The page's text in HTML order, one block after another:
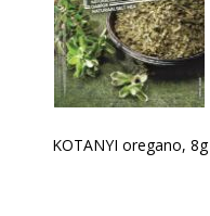
KOTANYI oregano, 8g